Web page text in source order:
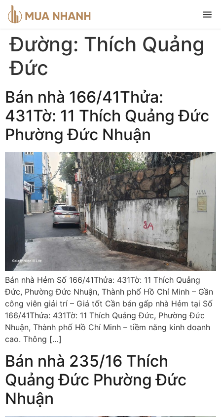
Đường: Thích Quảng
Đức
Bán nhà 166/41Thửa:
431Tờ: 11 Thích Quảng Đức
Phường Đức Nhuận
Bán nhà Hẻm Số 166/41Thửa: 431Tờ: 11 Thích Quảng
Đức, Phường Đức Nhuận, Thành phố Hồ Chí Minh – Gần
công viên giải trí – Giá tốt Cần bán gấp nhà Hẻm tại Số
166/41Thửa: 431Tờ: 11 Thích Quảng Đức, Phường Đức
Nhuận, Thành phố Hồ Chí Minh – tiềm năng kinh doanh
cao. Thông […]
Bán nhà 235/16 Thích
Quảng Đức Phường Đức
Nhuận